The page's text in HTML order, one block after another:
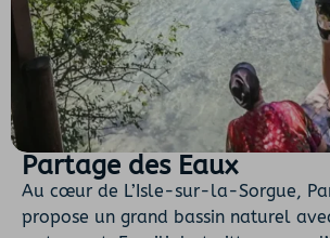
Partage des Eaux
Au cœur de L’Isle-sur-la-Sorgue,
propose un grand bassin naturel